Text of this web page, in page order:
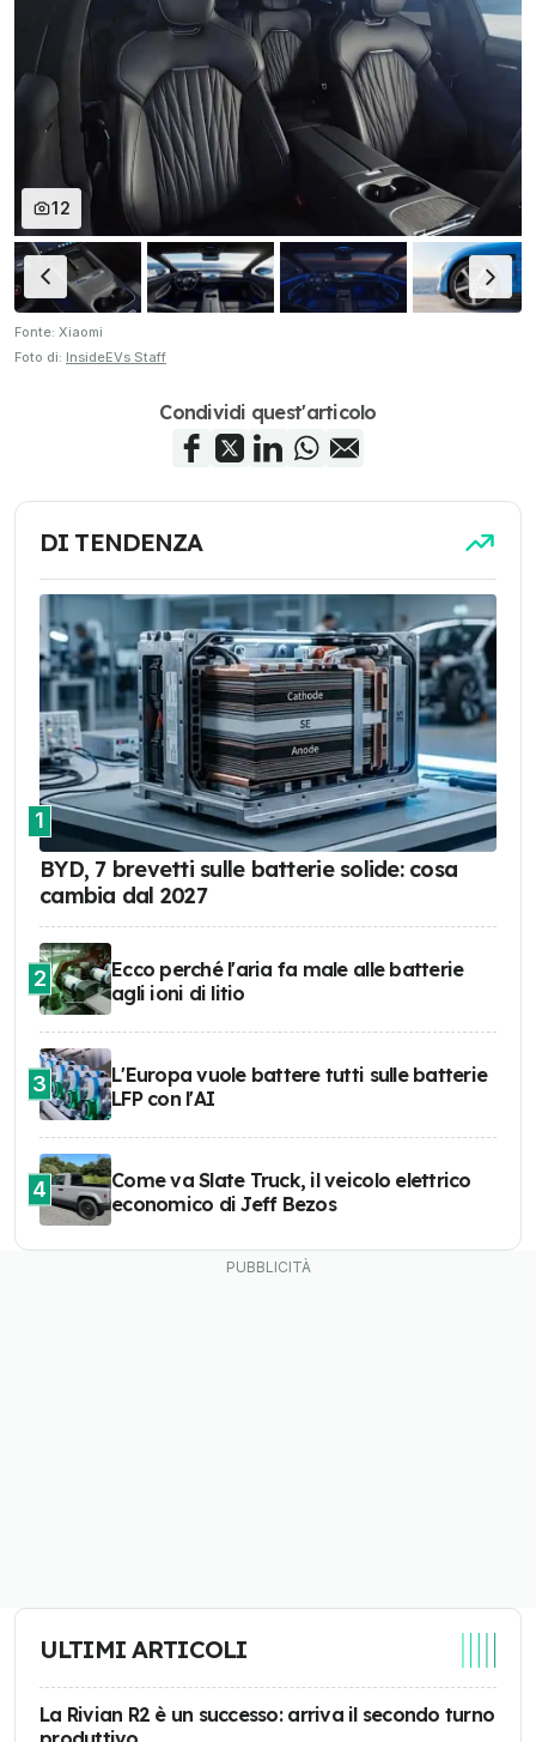
12
Fonte: Xiaomi
Foto di: InsideEVs Staff
Condividi quest'articolo
DI TENDENZA
1
BYD, 7 brevetti sulle batterie solide: cosa
cambia dal 2027
2
Ecco perché l'aria fa male alle batterie
agli ioni di litio
3
L'Europa vuole battere tutti sulle batterie
LFP con l'AI
4
Come va Slate Truck, il veicolo elettrico
economico di Jeff Bezos
ULTIMI ARTICOLI
La Rivian R2 è un successo: arriva il secondo turno